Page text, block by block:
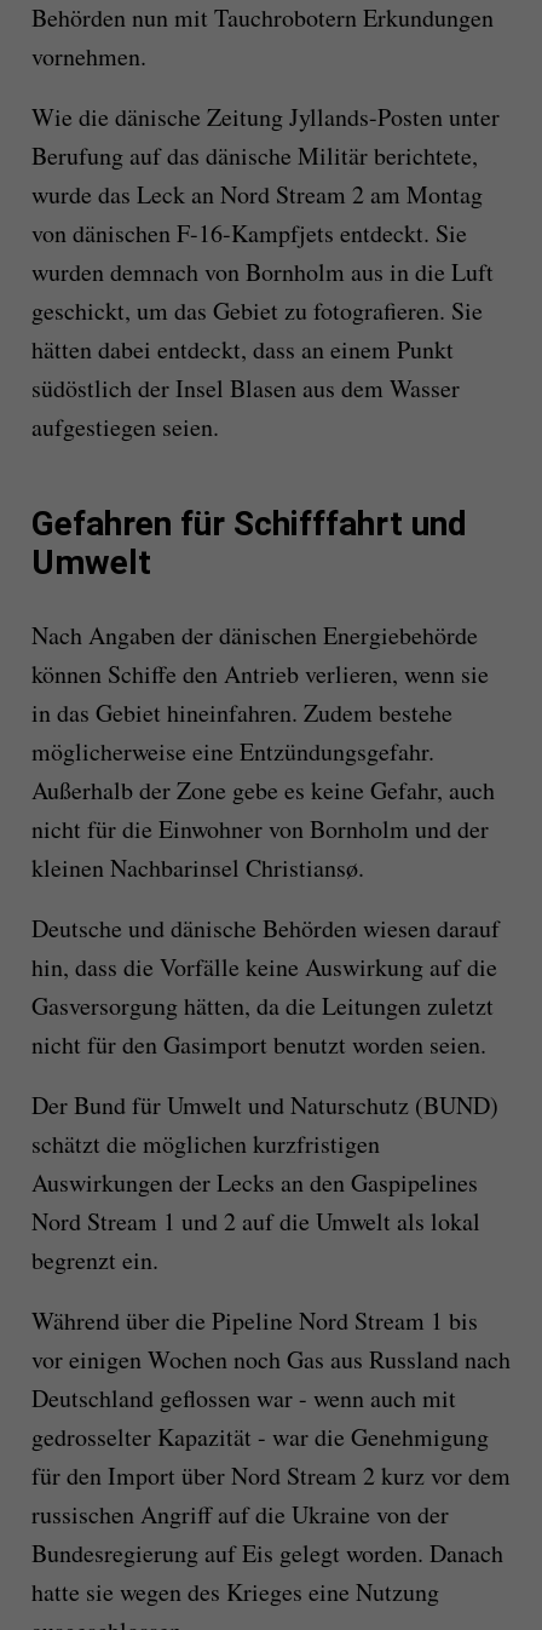
Behörden nun mit Tauchrobotern Erkundungen
vornehmen.
Wie die dänische Zeitung Jyllands-Posten unter
Berufung auf das dänische Militär berichtete,
wurde das Leck an Nord Stream 2 am Montag
von dänischen F-16-Kampfjets entdeckt. Sie
wurden demnach von Bornholm aus in die Luft
geschickt, um das Gebiet zu fotografieren. Sie
hätten dabei entdeckt, dass an einem Punkt
südöstlich der Insel Blasen aus dem Wasser
aufgestiegen seien.
Gefahren für Schifffahrt und
Umwelt
Nach Angaben der dänischen Energiebehörde
können Schiffe den Antrieb verlieren, wenn sie
in das Gebiet hineinfahren. Zudem bestehe
möglicherweise eine Entzündungsgefahr.
Außerhalb der Zone gebe es keine Gefahr, auch
nicht für die Einwohner von Bornholm und der
kleinen Nachbarinsel Christiansø.
Deutsche und dänische Behörden wiesen darauf
hin, dass die Vorfälle keine Auswirkung auf die
Gasversorgung hätten, da die Leitungen zuletzt
nicht für den Gasimport benutzt worden seien.
Der Bund für Umwelt und Naturschutz (BUND)
schätzt die möglichen kurzfristigen
Auswirkungen der Lecks an den Gaspipelines
Nord Stream 1 und 2 auf die Umwelt als lokal
begrenzt ein.
Während über die Pipeline Nord Stream 1 bis
vor einigen Wochen noch Gas aus Russland nach
Deutschland geflossen war - wenn auch mit
gedrosselter Kapazität - war die Genehmigung
für den Import über Nord Stream 2 kurz vor dem
russischen Angriff auf die Ukraine von der
Bundesregierung auf Eis gelegt worden. Danach
hatte sie wegen des Krieges eine Nutzung